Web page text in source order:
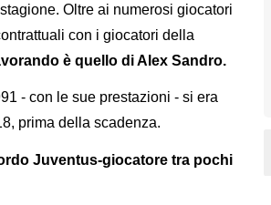
Oltre ai numerosi giocatori
con i giocatori della
è quello di Alex Sandro.
- con le sue prestazioni - si era
prima della scadenza.
Juventus-giocatore tra pochi